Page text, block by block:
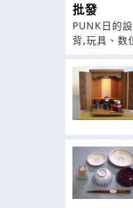
批發
PUNK日的
背,玩具、数